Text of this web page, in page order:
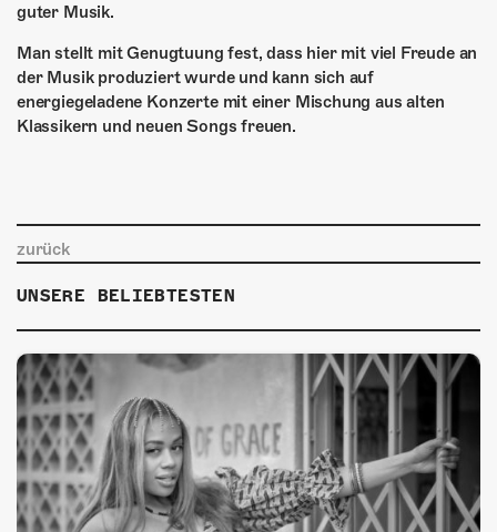
guter Musik.
Man stellt mit Genugtuung fest, dass hier mit viel Freude an
der Musik produziert wurde und kann sich auf
energiegeladene Konzerte mit einer Mischung aus alten
Klassikern und neuen Songs freuen.
zurück
UNSERE BELIEBTESTEN